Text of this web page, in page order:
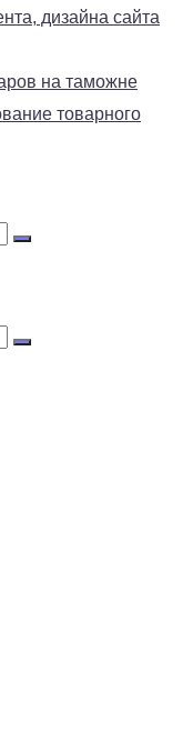
дизайна сайта
на таможне
товарного